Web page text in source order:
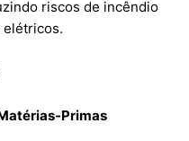
riscos de incêndio
elétricos.
Primas